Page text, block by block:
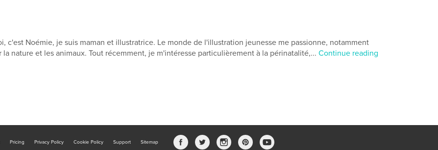
c'est Noémie, je suis maman et illustratrice. Le monde de l'illustration jeunesse me passionne, notamment
la nature et les animaux. Tout récemment, je m'intéresse particulièrement à la périnatalité,... Continue reading
Pricing Privacy Policy Cookie Policy Support Sitemap